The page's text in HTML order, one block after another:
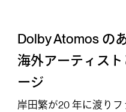
Dolby Atomos の
海外アーティス
ージ
岸田繁が20 年に渡り